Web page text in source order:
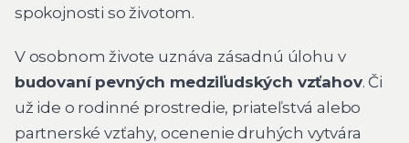
spokojnosti so životom.
V osobnom živote uznáva zásadnú úlohu v
budovaní pevných medziľudských vzťahov. Či
už ide o rodinné prostredie, priateľstvá alebo
partnerské vzťahy, ocenenie druhých vytvára